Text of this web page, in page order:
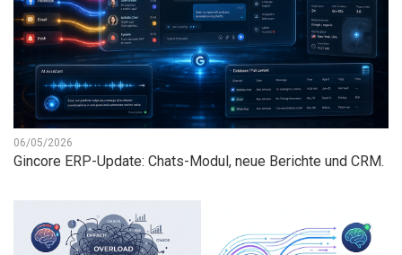
06/05/2026
Gincore ERP-Update: Chats-Modul, neue Berichte und CRM.